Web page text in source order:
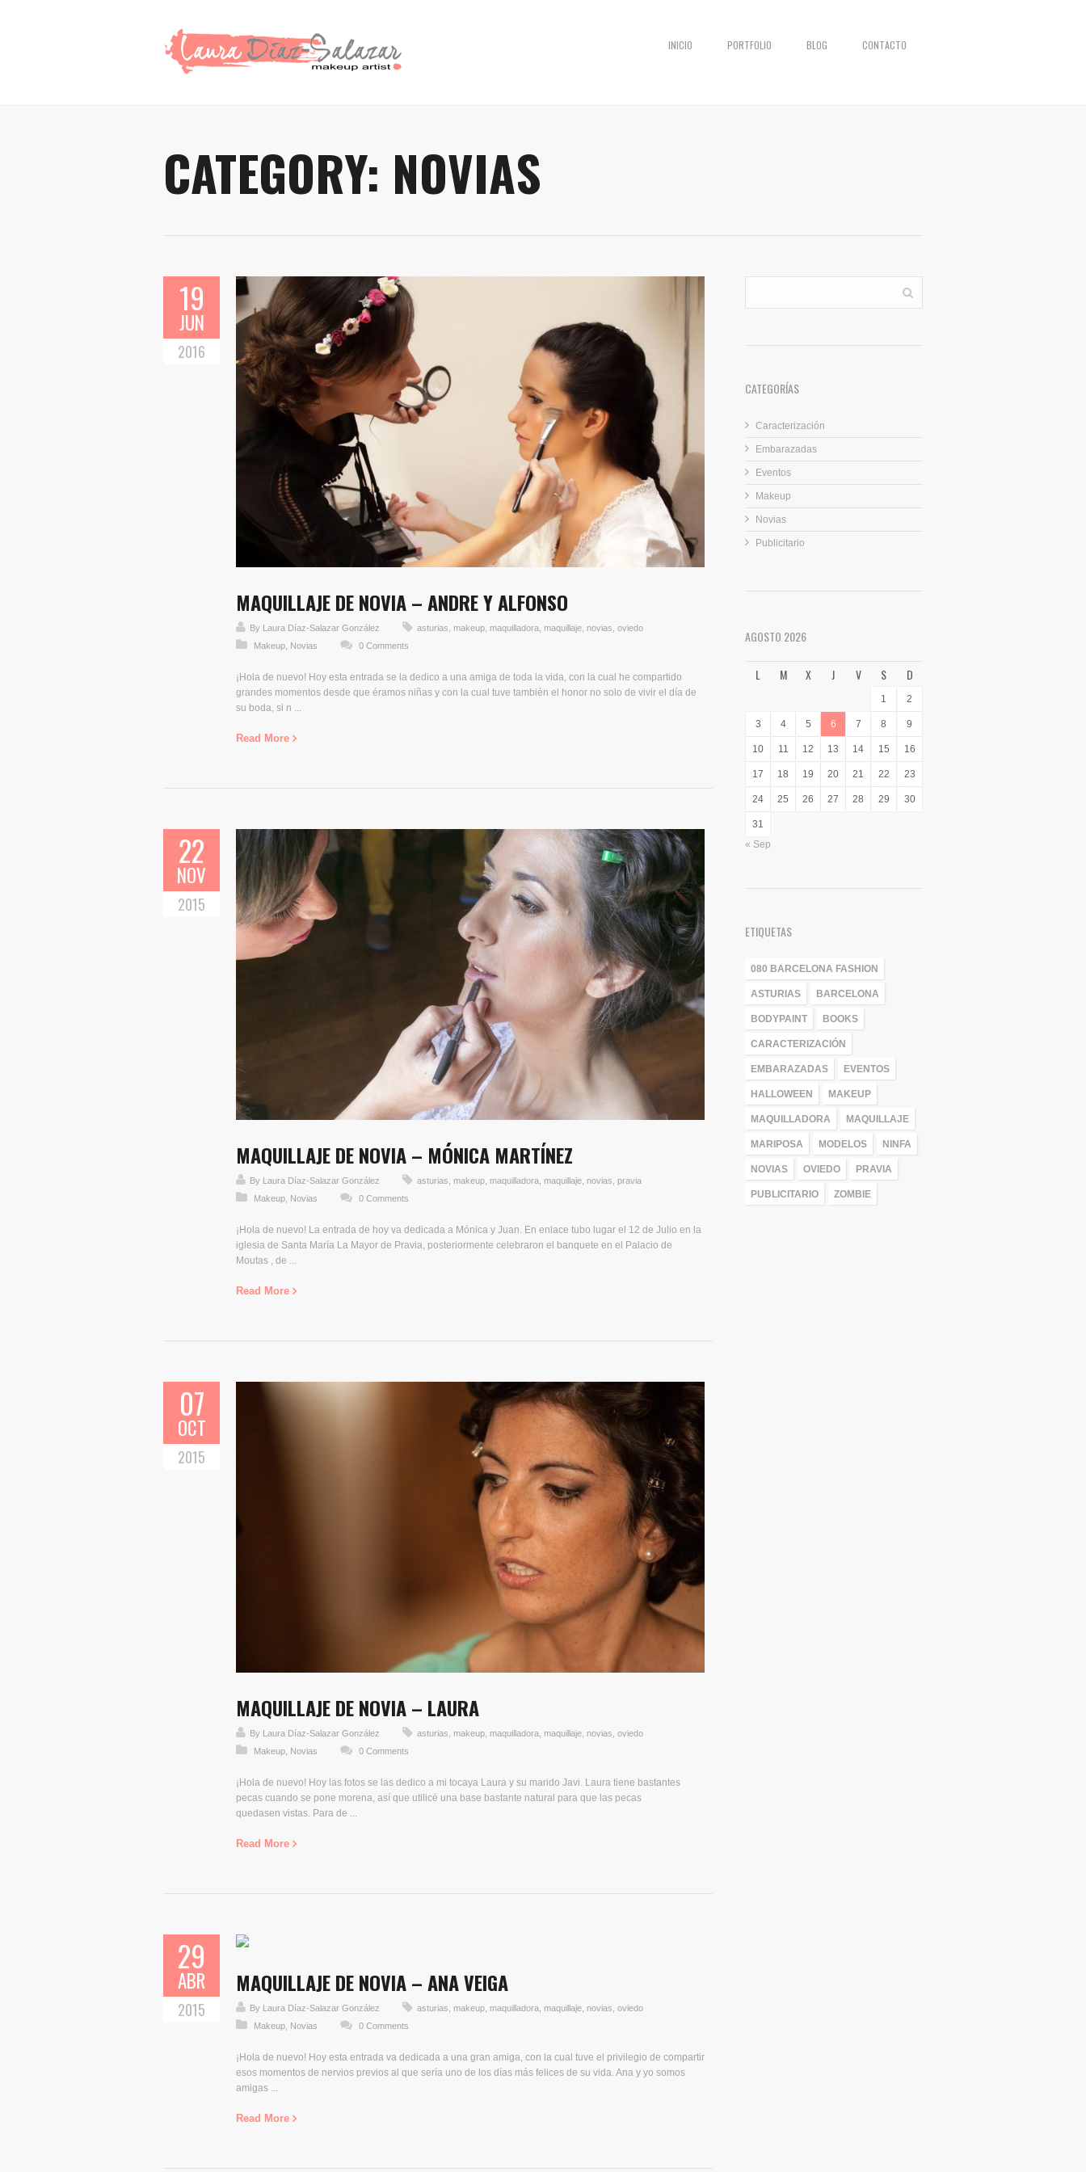
INICIO PORTFOLIO BLOG CONTACTO
CATEGORY: NOVIAS
19
JUN
2016
MAQUILLAJE DE NOVIA – ANDRE Y ALFONSO
By Laura Díaz-Salazar González asturias makeup maquilladora maquillaje novias oviedo
Makeup Novias 0 Comments
¡Hola de nuevo! Hoy esta entrada se la dedico a una amiga de toda la vida, con la cual he compartido
grandes momentos desde que éramos niñas y con la cual tuve también el honor no solo de vivir el día de
su boda, si n ...
Read More
22
NOV
2015
MAQUILLAJE DE NOVIA – MÓNICA MARTÍNEZ
By Laura Díaz-Salazar González asturias makeup maquilladora maquillaje novias pravia
Makeup Novias 0 Comments
¡Hola de nuevo! La entrada de hoy va dedicada a Mónica y Juan. En enlace tubo lugar el 12 de Julio en la
iglesia de Santa María La Mayor de Pravia, posteriormente celebraron el banquete en el Palacio de
Moutas , de ...
Read More
07
OCT
2015
MAQUILLAJE DE NOVIA – LAURA
By Laura Díaz-Salazar González asturias makeup maquilladora maquillaje novias oviedo
Makeup Novias 0 Comments
¡Hola de nuevo! Hoy las fotos se las dedico a mi tocaya Laura y su marido Javi. Laura tiene bastantes
pecas cuando se pone morena, así que utilicé una base bastante natural para que las pecas
quedasen vistas. Para de ...
Read More
29
ABR
2015
MAQUILLAJE DE NOVIA – ANA VEIGA
By Laura Díaz-Salazar González asturias makeup maquilladora maquillaje novias oviedo
Makeup Novias 0 Comments
¡Hola de nuevo! Hoy esta entrada va dedicada a una gran amiga, con la cual tuve el privilegio de compartir
esos momentos de nervios previos al que sería uno de los días más felices de su vida. Ana y yo somos
amigas ...
Read More
CATEGORÍAS
Caracterización
Embarazadas
Eventos
Makeup
Novias
Publicitario
AGOSTO 2026
L M X J V S D
1 2
3 4 5 6 7 8 9
10 11 12 13 14 15 16
17 18 19 20 21 22 23
24 25 26 27 28 29 30
31
« Sep
ETIQUETAS
080 BARCELONA FASHION
ASTURIAS BARCELONA
BODYPAINT BOOKS
CARACTERIZACIÓN
EMBARAZADAS EVENTOS
HALLOWEEN MAKEUP
MAQUILLADORA MAQUILLAJE
MARIPOSA MODELOS NINFA
NOVIAS OVIEDO PRAVIA
PUBLICITARIO ZOMBIE